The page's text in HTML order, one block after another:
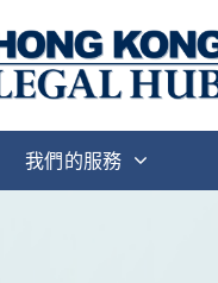
我們的服務